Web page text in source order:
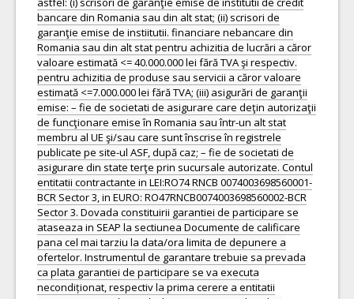
bancare din Romania sau din alt stat; (ii) scrisori de
garanţie emise de instiitutii. financiare nebancare din
Romania sau din alt stat pentru achizitia de lucrări a căror
valoare estimată <= 40.000.000 lei fără TVA şi respectiv.
pentru achizitia de produse sau servicii a căror valoare
estimată <=7.000.000 lei fără TVA; (iii) asigurări de garanţii
emise: – fie de societati de asigurare care deţin autorizaţii
de funcţionare emise în Romania sau într-un alt stat
membru al UE şi/sau care sunt înscrise în registrele
publicate pe site-ul ASF, după caz; – fie de societati de
asigurare din state terţe prin sucursale autorizate. Contul
entitatii contractante in LEI:RO74 RNCB 0074003698560001-
BCR Sector 3, in EURO: RO47RNCB0074003698560002-BCR
Sector 3. Dovada constituirii garantiei de participare se
ataseaza in SEAP la sectiunea Documente de calificare
pana cel mai tarziu la data/ora limita de depunere a
ofertelor. Instrumentul de garantare trebuie sa prevada
ca plata garantiei de participare se va executa
necondiționat, respectiv la prima cerere a entitatii